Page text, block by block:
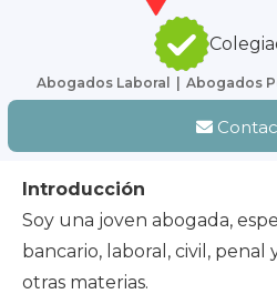
Abogados Laboral Abogados
Introducción
Soy una joven abogada,
bancario, laboral, civil,
otras materias.